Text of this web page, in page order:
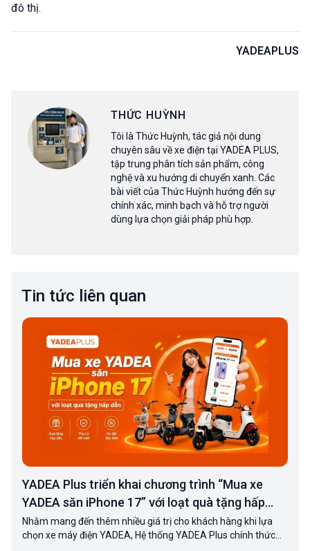
đô thị.
YADEAPLUS
THỨC HUỲNH
Tôi là Thức Huỳnh, tác giả nội dung
chuyên sâu về xe điện tại YADEA PLUS,
tập trung phân tích sản phẩm, công
nghệ và xu hướng di chuyển xanh. Các
bài viết của Thức Huỳnh hướng đến sự
chính xác, minh bạch và hỗ trợ người
dùng lựa chọn giải pháp phù hợp.
Tin tức liên quan
YADEA Plus triển khai chương trình “Mua xe
YADEA săn iPhone 17” với loạt quà tặng hấp
dẫn
Nhằm mang đến thêm nhiều giá trị cho khách hàng khi lựa
chọn xe máy điện YADEA, Hệ thống YADEA Plus chính thức